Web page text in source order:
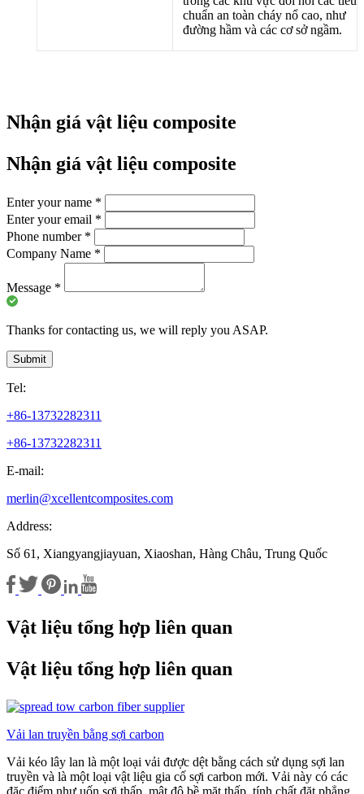
chuẩn an toàn cháy nổ cao, như
đường hầm và các cơ sở ngầm.
Nhận giá vật liệu composite
Nhận giá vật liệu composite
Enter your name *
Enter your email *
Phone number *
Company Name *
Message *
Thanks for contacting us, we will reply you ASAP.
Submit
Tel:
+86-13732282311
+86-13732282311
E-mail:
merlin@xcellentcomposites.com
Address:
Số 61, Xiangyangjiayuan, Xiaoshan, Hàng Châu, Trung Quốc
Vật liệu tổng hợp liên quan
Vật liệu tổng hợp liên quan
Vải lan truyền bằng sợi carbon
Vải kéo lây lan là một loại vải được dệt bằng cách sử dụng sợi lan
truyền và là một loại vật liệu gia cố sợi carbon mới. Vải này có các
đặc điểm như uốn sợi thấp, mật độ bề mặt thấp, tính chất đặt phẳng